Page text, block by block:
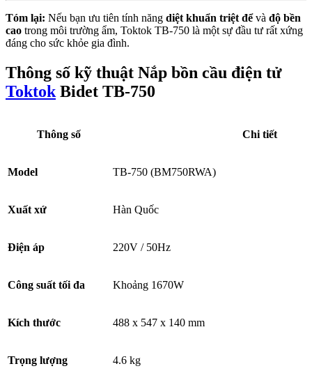
Tóm lại: Nếu bạn ưu tiên tính năng diệt khuẩn triệt đểvà độ bền
cao trong môi trường ẩm, Toktok TB-750 là một sự đầu tư rất xứng
đáng cho sức khỏe gia đình.
Thông số kỹ thuật Nắp bồn cầu điện tử
Toktok Bidet TB-750
Thông số Chi tiết
Model TB-750 (BM750RWA)
Xuất xứ Hàn Quốc
Điện áp 220V / 50Hz
Công suất tối đa Khoảng 1670W
Kích thước 488 x 547 x 140 mm
Trọng lượng 4.6 kg